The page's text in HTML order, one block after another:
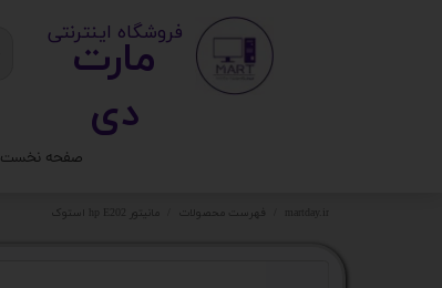
صفحه نخست
مارت
دی​​​​​​
​ ​فروشگاه اینترنتی
martday.ir فهرست محصولات مانیتور hp E202 استوک